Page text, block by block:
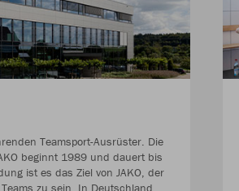
Teamsport-Ausrüster. Die
beginnt 1989 und dauert bis
ist es das Ziel von JAKO, der
zu sein. In Deutschland,